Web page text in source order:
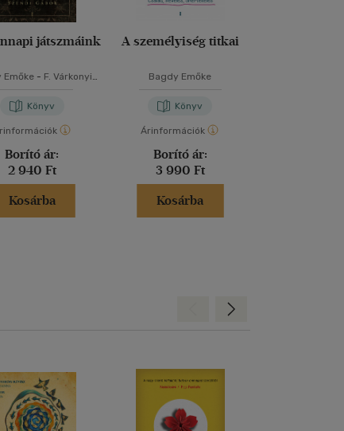
játszmáink
Emőke - F. Várkonyi
Szendi Gábor
Könyv
Borító ár:
2 940 Ft
Kosárba
A személyiség titkai
Bagdy Emőke
Könyv
Árinformációk
Borító ár:
3 990 Ft
Kosárba
Előre